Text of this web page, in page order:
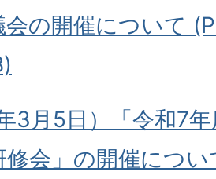
会の開催について
3月5日）「令和7
修会」の開催につ